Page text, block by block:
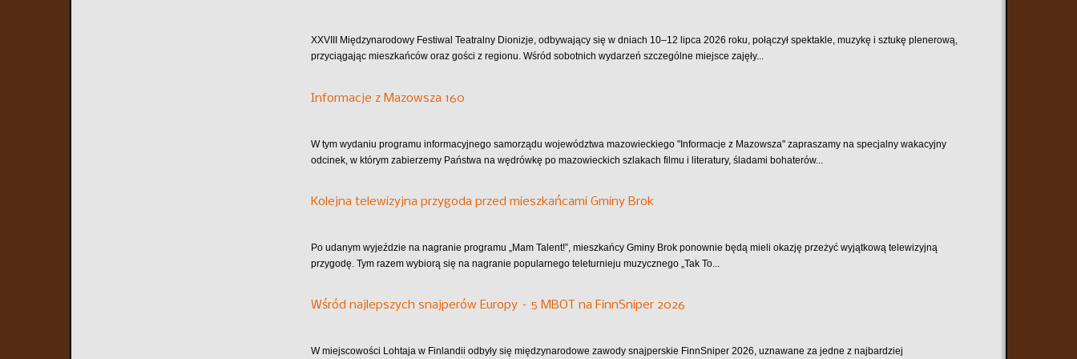
XXVIII Międzynarodowy Festiwal Teatralny Dionizje, odbywający się w dniach 10–12 lipca 2026 roku, połączył spektakle, muzykę i sztukę plenerową,
przyciągając mieszkańców oraz gości z regionu. Wśród sobotnich wydarzeń szczególne miejsce zajęły...
Informacje z Mazowsza 160
W tym wydaniu programu informacyjnego samorządu województwa mazowieckiego "Informacje z Mazowsza" zapraszamy na specjalny wakacyjny
odcinek, w którym zabierzemy Państwa na wędrówkę po mazowieckich szlakach filmu i literatury, śladami bohaterów...
Kolejna telewizyjna przygoda przed mieszkańcami Gminy Brok
Po udanym wyjeździe na nagranie programu „Mam Talent!”, mieszkańcy Gminy Brok ponownie będą mieli okazję przeżyć wyjątkową telewizyjną
przygodę. Tym razem wybiorą się na nagranie popularnego teleturnieju muzycznego „Tak To...
Wśród najlepszych snajperów Europy – 5 MBOT na FinnSniper 2026
W miejscowości Lohtaja w Finlandii odbyły się międzynarodowe zawody snajperskie FinnSniper 2026, uznawane za jedne z najbardziej